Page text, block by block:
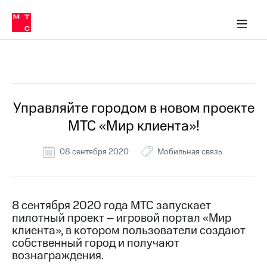
связь
и подписки
Интернет-магазин
30% на связь
кабинеты
Мобильная
и
Спутниковое
МТС
Деньги
номер
в МТС
Тарифы
в МТС
Услуги
приложение
Мой
МТС
Акции
Скидка 30%
Управляйте городом в новом проекте
МТС «Мир клиента»!
08 сентября 2020 Мобильная связь
8 сентября 2020 года МТС запускает
пилотный проект – игровой портал «Мир
клиента», в котором пользователи создают
собственный город и получают
вознаграждения.